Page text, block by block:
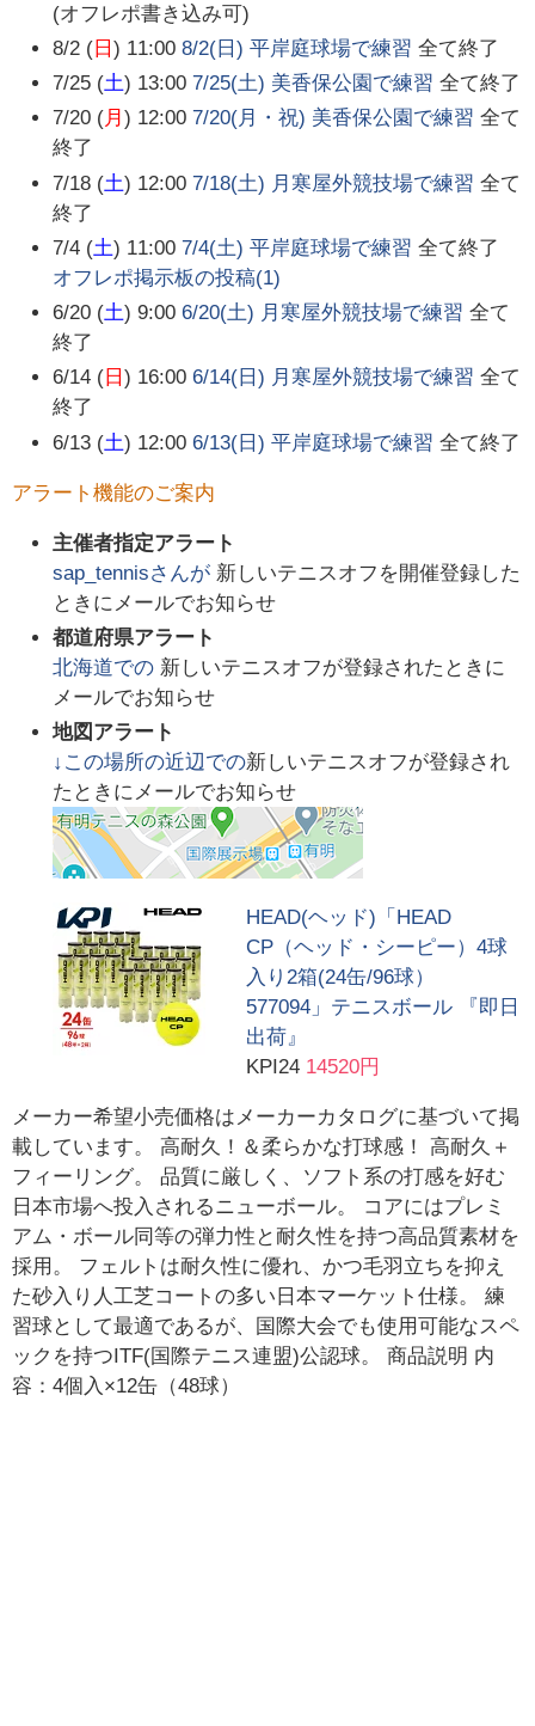
(オフレポ書き込み可)
8/2 ( 日) 11:00 8/2(日) 平岸庭球場で練習 全て終了
7/25 (土) 13:00 7/25(土) 美香保公園で練習 全て終了
7/20 (月) 12:00 7/20(月・祝) 美香保公園で練習 全て
終了
7/18 (土) 12:00 7/18(土) 月寒屋外競技場で練習 全て
終了
7/4 (土) 11:00 7/4(土) 平岸庭球場で練習 全て終了
オフレポ掲示板の投稿(1)
6/20 (土) 9:00 6/20(土) 月寒屋外競技場で練習 全て
終了
6/14 ( 日) 16:00 6/14(日) 月寒屋外競技場で練習 全て
終了
6/13 (土) 12:00 6/13(日) 平岸庭球場で練習 全て終了
アラート機能のご案内
主催者指定アラート
sap_tennisさんが 新しいテニスオフを開催登録した
ときにメールでお知らせ
都道府県アラート
北海道での 新しいテニスオフが登録されたときに
メールでお知らせ
地図アラート
↓この場所の近辺での新しいテニスオフが登録され
たときにメールでお知らせ
HEAD(ヘッド)「HEAD
CP（ヘッド・シーピー）4球
入り2箱(24缶/96球）
577094」テニスボール 『即日
出荷』
KPI24 14520円
メーカー希望小売価格はメーカーカタログに基づいて掲
載しています。 高耐久！＆柔らかな打球感！ 高耐久＋
フィーリング。 品質に厳しく、ソフト系の打感を好む
日本市場へ投入されるニューボール。 コアにはプレミ
アム・ボール同等の弾力性と耐久性を持つ高品質素材を
採用。 フェルトは耐久性に優れ、かつ毛羽立ちを抑え
た砂入り人工芝コートの多い日本マーケット仕様。 練
習球として最適であるが、国際大会でも使用可能なスペ
ックを持つITF(国際テニス連盟)公認球。 商品説明 内
容：4個入×12缶（48球）